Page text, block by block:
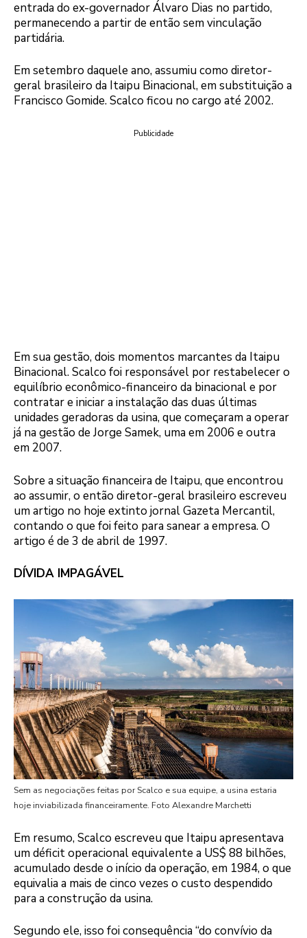
entrada do ex-governador Álvaro Dias no partido,
permanecendo a partir de então sem vinculação
partidária.
Em setembro daquele ano, assumiu como diretor-
geral brasileiro da Itaipu Binacional, em substituição a
Francisco Gomide. Scalco ficou no cargo até 2002.
Publicidade
Em sua gestão, dois momentos marcantes da Itaipu
Binacional. Scalco foi responsável por restabelecer o
equilíbrio econômico-financeiro da binacional e por
contratar e iniciar a instalação das duas últimas
unidades geradoras da usina, que começaram a operar
já na gestão de Jorge Samek, uma em 2006 e outra
em 2007.
Sobre a situação financeira de Itaipu, que encontrou
ao assumir, o então diretor-geral brasileiro escreveu
um artigo no hoje extinto jornal Gazeta Mercantil,
contando o que foi feito para sanear a empresa. O
artigo é de 3 de abril de 1997.
DÍVIDA IMPAGÁVEL
Sem as negociações feitas por Scalco e sua equipe, a usina estaria
hoje inviabilizada financeiramente. Foto Alexandre Marchetti
Em resumo, Scalco escreveu que Itaipu apresentava
um déficit operacional equivalente a US$ 88 bilhões,
acumulado desde o início da operação, em 1984, o que
equivalia a mais de cinco vezes o custo despendido
para a construção da usina.
Segundo ele, isso foi consequência “do convívio da